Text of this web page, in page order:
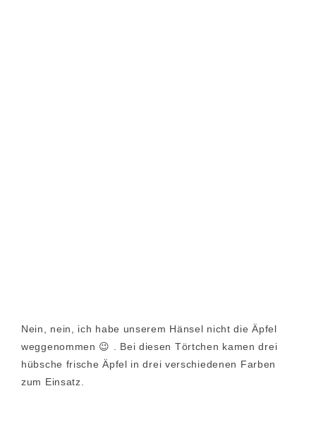
Nein, nein, ich habe unserem Hänsel nicht die Äpfel
weggenommen 😉 . Bei diesen Törtchen kamen drei
hübsche frische Äpfel in drei verschiedenen Farben
zum Einsatz.